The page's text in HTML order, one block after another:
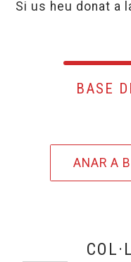
50%
Si us heu donat a
BASE
ANAR A